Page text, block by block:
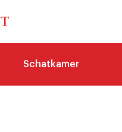
Schatkamer